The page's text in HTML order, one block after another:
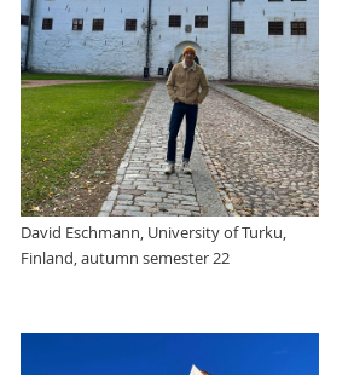
David Eschmann, University of Turku,
Finland, autumn semester 22